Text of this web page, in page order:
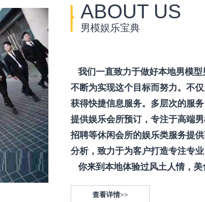
ABOUT US
男模娱乐宝典
我们一直致力于做好本地男模
不断为实现这个目标而努力。不
获得快捷信息服务。多层次的服务
提供娱乐会所预订，专注于高端
招聘等休闲会所的娱乐类服务提
分析，致力于为客户打造专注专
你来到本地体验过风土人情，美
查看详情>>